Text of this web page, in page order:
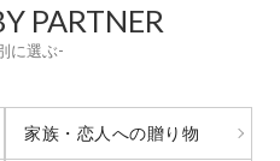
PARTNER
に選ぶ-
家族・恋人への贈り物